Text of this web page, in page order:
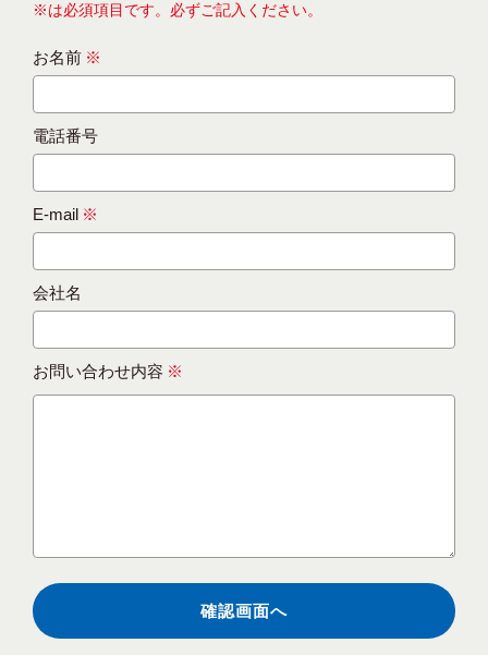
※は必須項目です。必ずご記入ください。
お名前 ※
電話番号
E-mail ※
会社名
お問い合わせ内容 ※